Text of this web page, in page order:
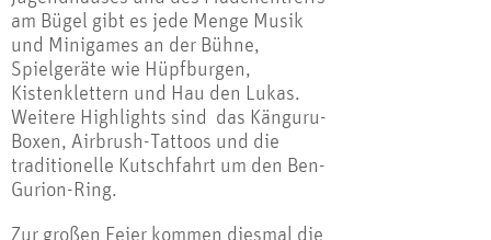
am Bügel gibt es jede Menge Musik
und Minigames an der Bühne,
Spielgeräte wie Hüpfburgen,
Kistenklettern und Hau den Lukas.
Weitere Highlights sind das Känguru-
Boxen, Airbrush-Tattoos und die
traditionelle Kutschfahrt um den Ben-
Gurion-Ring.
Zur großen Feier kommen diesmal die